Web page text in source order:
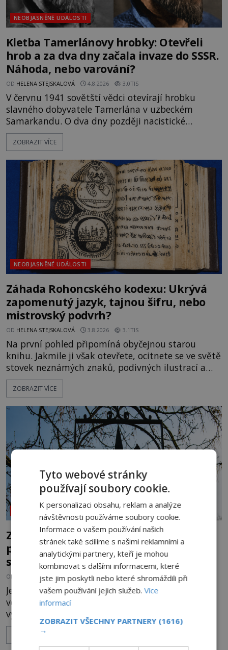
NEOBJASNĚNÉ UDÁLOSTI
Kletba Tamerlánovy hrobky: Otevřeli
hrob a za dva dny začala invaze do SSSR.
Náhoda, nebo varování?
OD HELENA STEJSKALOVÁ 4.8.2026 3.0TIS
V červnu 1941 sovětští vědci otevírají hrobku
slavného dobyvatele Tamerlána v uzbeckém
Samarkandu. O dva dny později nacistické
Německo zahajuje operaci Barbarossa a napadá
Sovětský svaz. Shoda dat je natolik zarážející, že se
na legendě něco pravdy, nebo jde jen o fascinující
souhru okolností? Když antropolog Michail
Gerasimov (1907-1970) a
ZOBRAZIT VÍCE
NEOBJASNĚNÉ UDÁLOSTI
Záhada Rohoncského kodexu: Ukrývá
zapomenutý jazyk, tajnou šifru, nebo
mistrovský podvrh?
OD HELENA STEJSKALOVÁ 3.8.2026 3.1TIS
Na první pohled připomíná obyčejnou starou
knihu. Jakmile ji však otevřete, ocitnete se ve světě
stovek neznámých znaků, podivných ilustrací a
textu, který už téměř dvě století vzdoruje všem
pokusům o rozluštění. Rohoncský kodex patří mezi
jistotou neví, kdo jej napsal, kdy vznikl ani co
vlastně vypráví. Rohoncský kodex se poprvé
objevuje v roce
ZOBRAZIT VÍCE
NEOBJASNĚNÉ UDÁLOSTI
Zelené děti z Woolpitu: Přišly z
pohádkové říše, nebo jen ztraceného
světa?
OD HELENA STEJSKALOVÁ 31.7.2026 3.2TIS
Je žhavé léto 12. století, když obyvatelé anglické
vesnice Woolpit objeví poblíž vlčích jam dvě
vyděšené děti. Na první pohled vypadají jako
každé jiné, až na jednu děsivou výjimku. Jejich
kůže má nazelenalý odstín, mluví
ZOBRAZIT VÍCE
Tyto webové stránky
používají soubory cookie.
K personalizaci obsahu, reklam a analýze
návštěvnosti používáme soubory cookie.
Informace o vašem používání našich
stránek také sdílíme s našimi reklamními a
analytickými partnery, kteří je mohou
kombinovat s dalšími informacemi, které
jste jim poskytli nebo které shromáždili při
vašem používání jejich služeb.Více
informací
ZOBRAZIT VŠECHNY PARTNERY (1616)
→